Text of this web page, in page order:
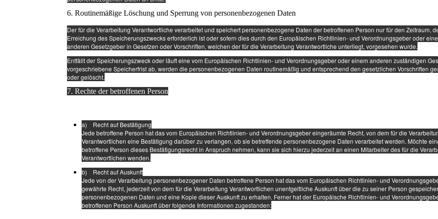
6. Routinemäßige Löschung und Sperrung von personenbezogenen Daten
Der für die Verarbeitung Verantwortliche verarbeitet und speichert personenbezogene Daten der betroffenen Person nur für den Zeitraum,
Erreichung des Speicherungszwecks erforderlich ist oder sofern dies durch den Europäischen Richtlinien- und Verordnungsgeber oder
anderen Gesetzgeber in Gesetzen oder Vorschriften, welchen der für die Verarbeitung Verantwortliche unterliegt, vorgesehen wurde.
Entfällt der Speicherungszweck oder läuft eine vom Europäischen Richtlinien- und Verordnungsgeber oder einem anderen zuständigen
vorgeschriebene Speicherfrist ab, werden die personenbezogenen Daten routinemäßig und entsprechend den gesetzlichen Vorschriften
oder gelöscht.
7. Rechte der betroffenen Person
a) Recht auf Bestätigung
Jede betroffene Person hat das vom Europäischen Richtlinien- und Verordnungsgeber eingeräumte Recht, von dem für die
Verantwortlichen eine Bestätigung darüber zu verlangen, ob sie betreffende personenbezogene Daten verarbeitet werden. Möchte
betroffene Person dieses Bestätigungsrecht in Anspruch nehmen, kann sie sich hierzu jederzeit an einen Mitarbeiter des für die
Verantwortlichen wenden.
b) Recht auf Auskunft
Jede von der Verarbeitung personenbezogener Daten betroffene Person hat das vom Europäischen Richtlinien- und
gewährte Recht, jederzeit von dem für die Verarbeitung Verantwortlichen unentgeltliche Auskunft über die zu seiner Person
personenbezogenen Daten und eine Kopie dieser Auskunft zu erhalten. Ferner hat der Europäische Richtlinien- und
betroffenen Person Auskunft über folgende Informationen zugestanden: